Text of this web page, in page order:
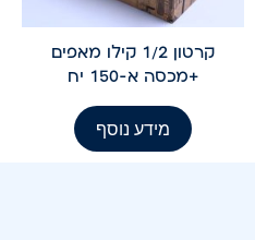
קרטון 1/2 קילו מאפים
+מכסה א-150 יח
מידע נוסף